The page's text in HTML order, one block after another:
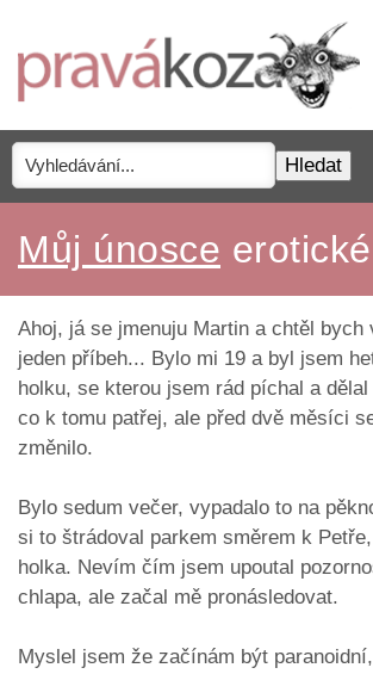
Můj únosce
Ahoj, já se jmenuju Martin a chtěl bych
jeden příbeh... Bylo mi 19 a byl jsem
holku, se kterou jsem rád píchal a
co k tomu patřej, ale před dvě měsíci
změnilo.
Bylo sedum večer, vypadalo to na
si to štrádoval parkem směrem k
holka. Nevím čím jsem upoutal
chlapa, ale začal mě pronásledovat.
Myslel jsem že začínám být